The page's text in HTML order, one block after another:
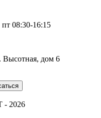
08:30-16:15
Высотная, дом 6
2026